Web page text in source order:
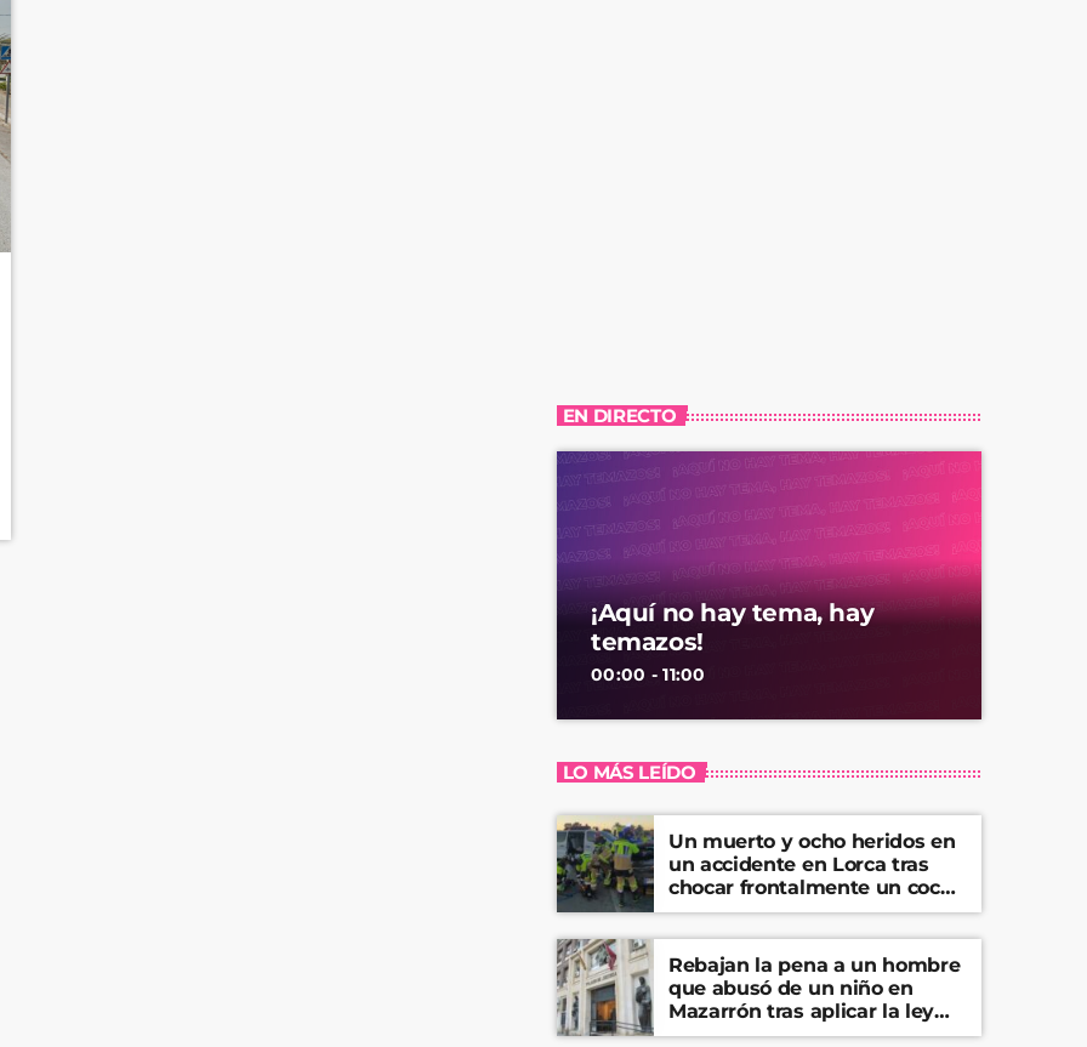
EN DIRECTO
¡Aquí no hay tema, hay
temazos!
00:00 - 11:00
LO MÁS LEÍDO
Un muerto y ocho heridos en
un accidente en Lorca tras
chocar frontalmente un coche
y una furgoneta
Rebajan la pena a un hombre
que abusó de un niño en
Mazarrón tras aplicar la ley
del ‘solo sí es sí’